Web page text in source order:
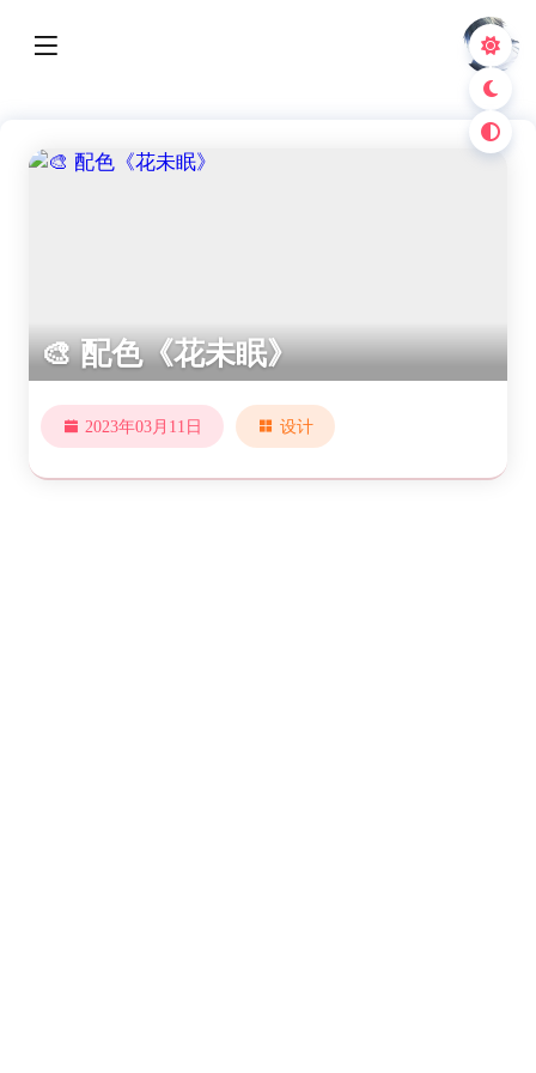
🎨 配色《花未眠》
2023年03月11日 设计